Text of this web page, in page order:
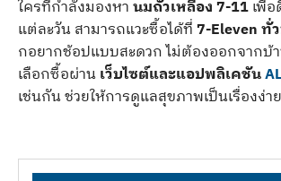
ใครที่กำลังมองหานมถั่วเหลือง 7-11เพื่
แต่ละวัน สามารถแวะซื้อได้ที่7-Eleven ทั่
กอยากช้อปแบบสะดวก ไม่ต้องออกจากบ้
เลือกซื้อผ่านเว็บไซต์และแอปพลิเคชัน
เช่นกัน ช่วยให้การดูแลสุขภาพเป็นเรื่องง่